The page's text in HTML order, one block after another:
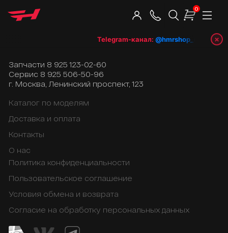
0
Telegram-канал: @hmrshop_ru 👈 ×
Запчасти 8 925 123-02-60
Сервис 8 925 506-50-96
г. Москва, Ленинский проспект, 123
Каталог по моделям
Доставка и оплата
Контакты
О нас
Политика конфиденциальности
Пользовательское соглашение
Условия обмена и возврата
Согласие на обработку персональных данных